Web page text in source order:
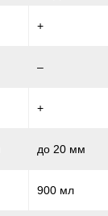
+
–
+
до 20 мм
900 мл